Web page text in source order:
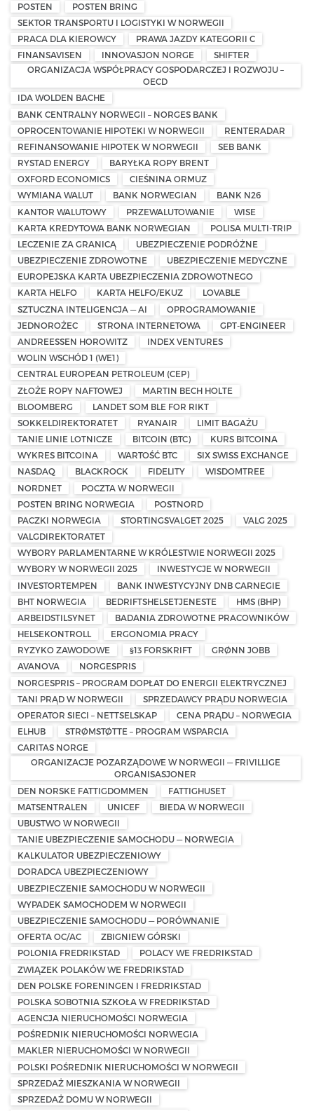
POSTEN
POSTEN BRING
SEKTOR TRANSPORTU I LOGISTYKI W NORWEGII
PRACA DLA KIEROWCY
PRAWA JAZDY KATEGORII C
FINANSAVISEN
INNOVASJON NORGE
SHIFTER
ORGANIZACJA WSPÓŁPRACY GOSPODARCZEJ I ROZWOJU –
OECD
IDA WOLDEN BACHE
BANK CENTRALNY NORWEGII – NORGES BANK
OPROCENTOWANIE HIPOTEKI W NORWEGII
RENTERADAR
REFINANSOWANIE HIPOTEK W NORWEGII
SEB BANK
RYSTAD ENERGY
BARYŁKA ROPY BRENT
OXFORD ECONOMICS
CIEŚNINA ORMUZ
WYMIANA WALUT
BANK NORWEGIAN
BANK N26
KANTOR WALUTOWY
PRZEWALUTOWANIE
WISE
KARTA KREDYTOWA BANK NORWEGIAN
POLISA MULTI-TRIP
LECZENIE ZA GRANICĄ
UBEZPIECZENIE PODRÓŻNE
UBEZPIECZENIE ZDROWOTNE
UBEZPIECZENIE MEDYCZNE
EUROPEJSKA KARTA UBEZPIECZENIA ZDROWOTNEGO
KARTA HELFO
KARTA HELFO/EKUZ
LOVABLE
SZTUCZNA INTELIGENCJA — AI
OPROGRAMOWANIE
JEDNOROŻEC
STRONA INTERNETOWA
GPT-ENGINEER
ANDREESSEN HOROWITZ
INDEX VENTURES
WOLIN WSCHÓD 1 (WE1)
CENTRAL EUROPEAN PETROLEUM (CEP)
ZŁOŻE ROPY NAFTOWEJ
MARTIN BECH HOLTE
BLOOMBERG
LANDET SOM BLE FOR RIKT
SOKKELDIREKTORATET
RYANAIR
LIMIT BAGAŻU
TANIE LINIE LOTNICZE
BITCOIN (BTC)
KURS BITCOINA
WYKRES BITCOINA
WARTOŚĆ BTC
SIX SWISS EXCHANGE
NASDAQ
BLACKROCK FIDELITY
WISDOMTREE
NORDNET
POCZTA W NORWEGII
POSTEN BRING NORWEGIA
POSTNORD
PACZKI NORWEGIA
STORTINGSVALGET 2025
VALG 2025
VALGDIREKTORATET
WYBORY PARLAMENTARNE W KRÓLESTWIE NORWEGII 2025
WYBORY W NORWEGII 2025
INWESTYCJE W NORWEGII
INVESTORTEMPEN
BANK INWESTYCYJNY DNB CARNEGIE
BHT NORWEGIA
BEDRIFTSHELSETJENESTE
HMS (BHP)
ARBEIDSTILSYNET
BADANIA ZDROWOTNE PRACOWNIKÓW
HELSEKONTROLL
ERGONOMIA PRACY
RYZYKO ZAWODOWE
§13 FORSKRIFT
GRØNN JOBB
AVANOVA
NORGESPRIS
NORGESPRIS – PROGRAM DOPŁAT DO ENERGII ELEKTRYCZNEJ
TANI PRĄD W NORWEGII
SPRZEDAWCY PRĄDU NORWEGIA
OPERATOR SIECI – NETTSELSKAP
CENA PRĄDU – NORWEGIA
ELHUB
STRØMSTØTTE – PROGRAM WSPARCIA
CARITAS NORGE
ORGANIZACJE POZARZĄDOWE W NORWEGII — FRIVILLIGE
ORGANISASJONER
DEN NORSKE FATTIGDOMMEN
FATTIGHUSET
MATSENTRALEN
UNICEF
BIEDA W NORWEGII
UBUSTWO W NORWEGII
TANIE UBEZPIECZENIE SAMOCHODU — NORWEGIA
KALKULATOR UBEZPIECZENIOWY
DORADCA UBEZPIECZENIOWY
UBEZPIECZENIE SAMOCHODU W NORWEGII
WYPADEK SAMOCHODEM W NORWEGII
UBEZPIECZENIE SAMOCHODU — PORÓWNANIE
OFERTA OC/AC
ZBIGNIEW GÓRSKI
POLONIA FREDRIKSTAD
POLACY WE FREDRIKSTAD
ZWIĄZEK POLAKÓW WE FREDRIKSTAD
DEN POLSKE FORENINGEN I FREDRIKSTAD
POLSKA SOBOTNIA SZKOŁA W FREDRIKSTAD
AGENCJA NIERUCHOMOŚCI NORWEGIA
POŚREDNIK NIERUCHOMOŚCI NORWEGIA
MAKLER NIERUCHOMOŚCI W NORWEGII
POLSKI POŚREDNIK NIERUCHOMOŚCI W NORWEGII
SPRZEDAŻ MIESZKANIA W NORWEGII
SPRZEDAŻ DOMU W NORWEGII